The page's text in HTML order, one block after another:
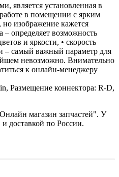
является установленная в
в помещении с ярким
но изображение кажется
определяет возможность
и яркости, • скорость
– самый важный параметр для
невозможно. Внимательно
к онлайн-менеджеру
Размещение коннектора: R-D,
магазин запчастей". У
доставкой по России.